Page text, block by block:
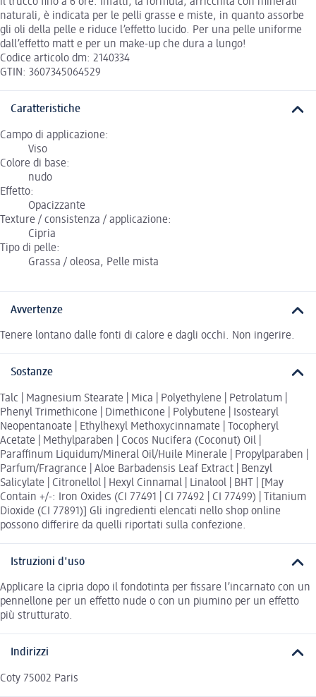
naturali, è indicata per le pelli grasse e miste, in quanto assorbe
gli oli della pelle e riduce l’effetto lucido. Per una pelle uniforme
dall’effetto matt e per un make-up che dura a lungo!
Codice articolo dm: 2140334
GTIN: 3607345064529
Caratteristiche
Campo di applicazione:
Viso
Colore di base:
nudo
Effetto:
Opacizzante
Texture / consistenza / applicazione:
Cipria
Tipo di pelle:
Grassa / oleosa, Pelle mista
Avvertenze
Tenere lontano dalle fonti di calore e dagli occhi. Non ingerire.
Sostanze
Talc | Magnesium Stearate | Mica | Polyethylene | Petrolatum |
Phenyl Trimethicone | Dimethicone | Polybutene | Isostearyl
Neopentanoate | Ethylhexyl Methoxycinnamate | Tocopheryl
Acetate | Methylparaben | Cocos Nucifera (Coconut) Oil |
Paraffinum Liquidum/Mineral Oil/Huile Minerale | Propylparaben |
Parfum/Fragrance | Aloe Barbadensis Leaf Extract | Benzyl
Salicylate | Citronellol | Hexyl Cinnamal | Linalool | BHT | [May
Contain +/-: Iron Oxides (CI 77491 | CI 77492 | CI 77499) | Titanium
Dioxide (CI 77891)] Gli ingredienti elencati nello shop online
possono differire da quelli riportati sulla confezione.
Istruzioni d'uso
Applicare la cipria dopo il fondotinta per fissare l’incarnato con un
pennellone per un effetto nude o con un piumino per un effetto
più strutturato.
Indirizzi
Coty 75002 Paris